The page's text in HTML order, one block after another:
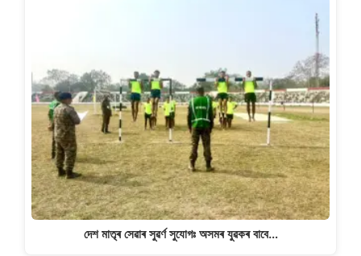
দেশ মাতৃৰ সেৱাৰ সুৱৰ্ণ সুযোগঃ অসমৰ যুৱকৰ বাবে…